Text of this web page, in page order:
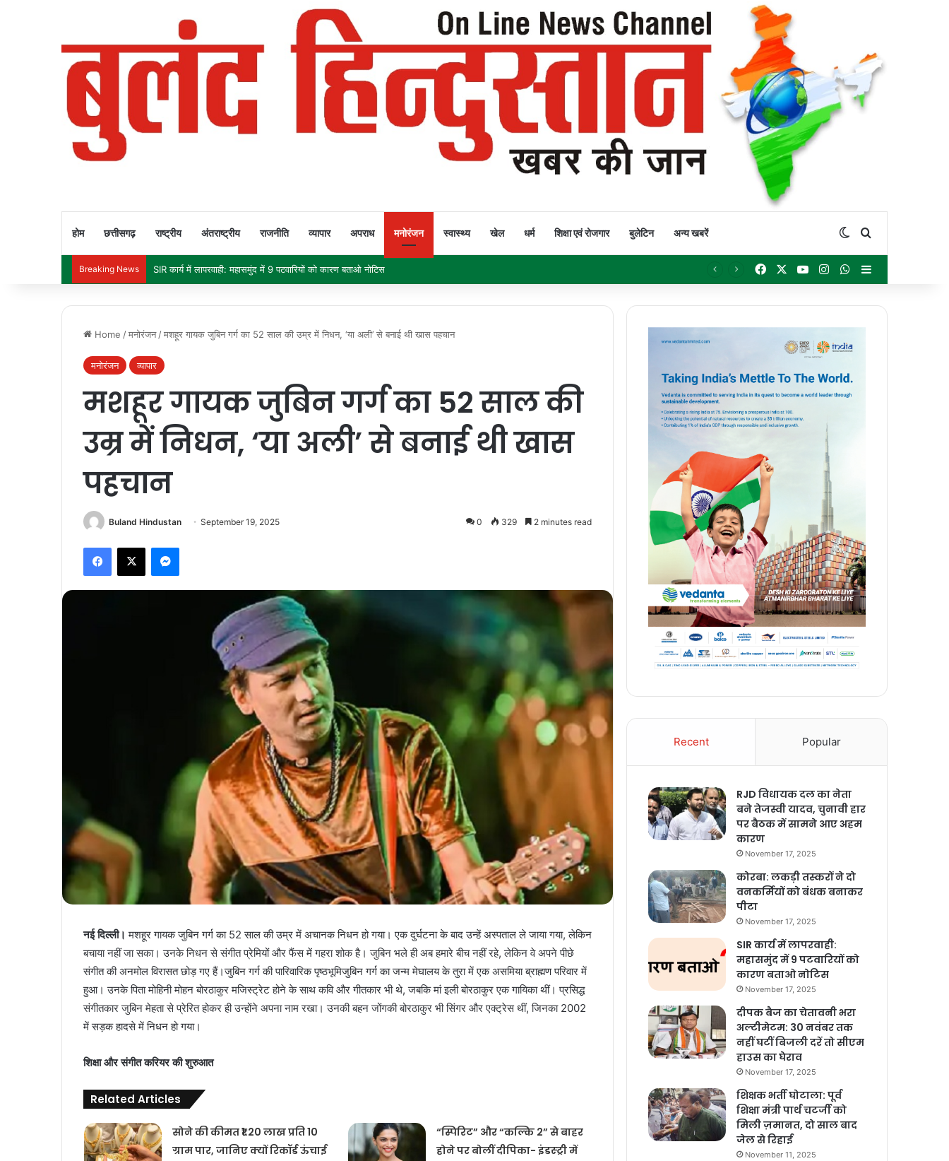
होम छत्तीसगढ़ राष्ट्रीय अंतराष्ट्रीय राजनीति व्यापार अपराध मनोरंजन स्वास्थ्य खेल धर्म शिक्षा एवं रोजगार बुलेटिन अन्य खबरें Switch skin
Search for
Breaking News दीपक बैज का चेतावनी भरा अल्टीमेटम: 30 नवंबर तक नहीं घटीं बिजली दरें तो सीएम हाउस का घेराव FacebookYouTubeInstagramWhatsApp
Sidebar
Home /मनोरंजन/मशहूर गायक जुबिन गर्ग का 52 साल की उम्र में निधन, ‘या अली’ से बनाई थी खास पहचान
मनोरंजन व्यापार
मशहूर गायक जुबिन गर्ग का 52 साल की
उम्र में निधन, ‘या अली’ से बनाई थी खास
पहचान
Buland Hindustan September 19, 2025 0 329 2 minutes read
Facebook
X Messenger
नई दिल्ली। मशहूर गायक जुबिन गर्ग का 52 साल की उम्र में अचानक निधन हो गया। एक दुर्घटना के बाद उन्हें अस्पताल ले जाया गया, लेकिन
बचाया नहीं जा सका। उनके निधन से संगीत प्रेमियों और फैंस में गहरा शोक है। जुबिन भले ही अब हमारे बीच नहीं रहे, लेकिन वे अपने पीछे
संगीत की अनमोल विरासत छोड़ गए हैं।जुबिन गर्ग की पारिवारिक पृष्ठभूमिजुबिन गर्ग का जन्म मेघालय के तुरा में एक असमिया ब्राह्मण परिवार में
हुआ। उनके पिता मोहिनी मोहन बोरठाकुर मजिस्ट्रेट होने के साथ कवि और गीतकार भी थे, जबकि मां इली बोरठाकुर एक गायिका थीं। प्रसिद्ध
संगीतकार जुबिन मेहता से प्रेरित होकर ही उन्होंने अपना नाम रखा। उनकी बहन जोंगकी बोरठाकुर भी सिंगर और एक्ट्रेस थीं, जिनका 2002
में सड़क हादसे में निधन हो गया।
शिक्षा और संगीत करियर की शुरुआत
Related Articles
सोने की कीमत ₹1.20 लाख प्रति 10
ग्राम पार, जानिए क्यों रिकॉर्ड ऊंचाई
“स्पिरिट” और “कल्कि 2” से बाहर
होने पर बोलीं दीपिका- इंडस्ट्री में
Recent Popular
RJD विधायक दल का नेता
बने तेजस्वी यादव, चुनावी हार
पर बैठक में सामने आए अहम
कारण
November 17, 2025
कोरबा: लकड़ी तस्करों ने दो
वनकर्मियों को बंधक बनाकर
पीटा
November 17, 2025
SIR कार्य में लापरवाही:
महासमुंद में 9 पटवारियों को
कारण बताओ नोटिस
November 17, 2025
दीपक बैज का चेतावनी भरा
अल्टीमेटम: 30 नवंबर तक
नहीं घटीं बिजली दरें तो सीएम
हाउस का घेराव
November 17, 2025
शिक्षक भर्ती घोटाला: पूर्व
शिक्षा मंत्री पार्थ चटर्जी को
मिली ज़मानत, दो साल बाद
जेल से रिहाई
November 11, 2025